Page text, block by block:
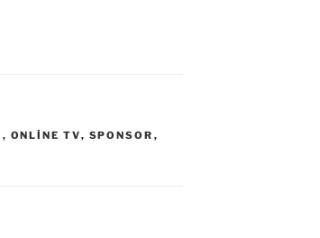
, ONLINE TV, SPONSOR ,